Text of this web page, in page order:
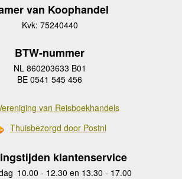
van Koophandel
Kvk: 75240440
BTW-nummer
NL 860203633 B01
BE 0541 545 456
van Reisboekhandels
Thuisbezorgd door Postnl
klantenservice
10.00 - 12.30 en 13.30 - 17.00